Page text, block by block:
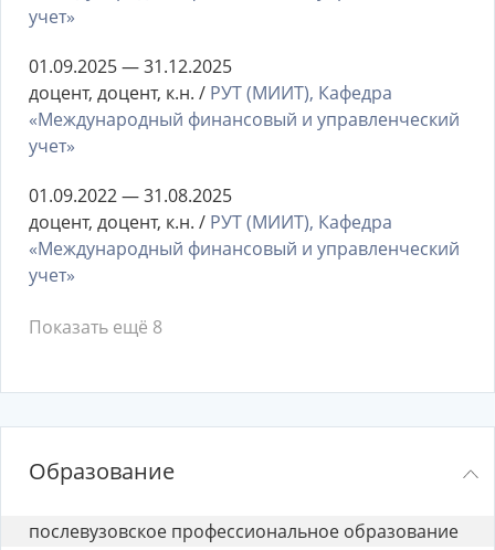
учет»
01.09.2025 — 31.12.2025
доцент, доцент, к.н. / РУТ (МИИТ), Кафедра
«Международный финансовый и управленческий
учет»
01.09.2022 — 31.08.2025
доцент, доцент, к.н. / РУТ (МИИТ), Кафедра
«Международный финансовый и управленческий
учет»
Показать ещё 8
Образование
послевузовское профессиональное образование